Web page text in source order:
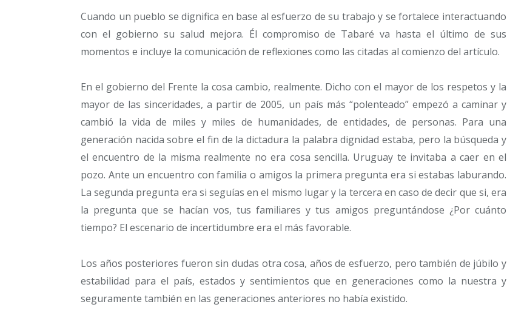
Cuando un pueblo se dignifica en base al esfuerzo de su trabajo y se fortalece interactuando
con el gobierno su salud mejora. Él compromiso de Tabaré va hasta el último de sus
momentos e incluye la comunicación de reflexiones como las citadas al comienzo del artículo.
En el gobierno del Frente la cosa cambio, realmente. Dicho con el mayor de los respetos y la
mayor de las sinceridades, a partir de 2005, un país más “polenteado” empezó a caminar y
cambió la vida de miles y miles de humanidades, de entidades, de personas. Para una
generación nacida sobre el fin de la dictadura la palabra dignidad estaba, pero la búsqueda y
el encuentro de la misma realmente no era cosa sencilla. Uruguay te invitaba a caer en el
pozo. Ante un encuentro con familia o amigos la primera pregunta era si estabas laburando.
La segunda pregunta era si seguías en el mismo lugar y la tercera en caso de decir que si, era
la pregunta que se hacían vos, tus familiares y tus amigos preguntándose ¿Por cuánto
tiempo? El escenario de incertidumbre era el más favorable.
Los años posteriores fueron sin dudas otra cosa, años de esfuerzo, pero también de júbilo y
estabilidad para el país, estados y sentimientos que en generaciones como la nuestra y
seguramente también en las generaciones anteriores no había existido.